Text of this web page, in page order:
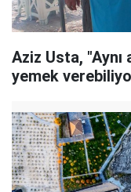
Aziz Usta,
yemek